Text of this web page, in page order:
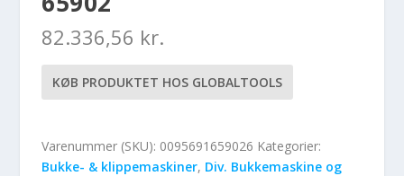
82.336,56 kr.
KØB PRODUKTET HOS GLOBALTOOLS
Varenummer (SKU): 0095691659026 Kategorier:
Bukke- & klippemaskiner, Div. Bukkemaskine og